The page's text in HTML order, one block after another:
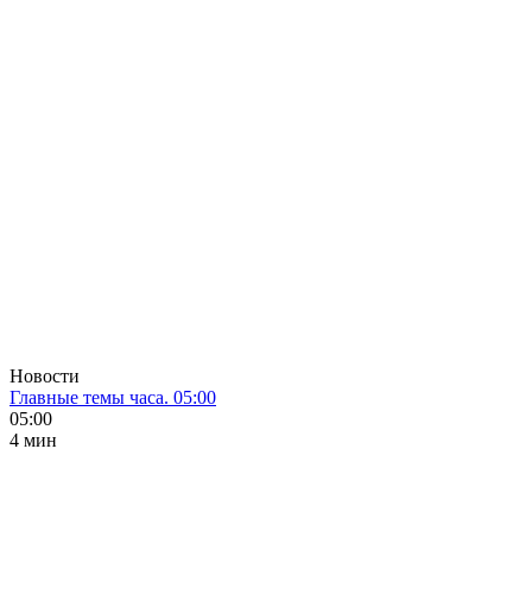
Новости
Главные темы часа. 05:00
05:00
4 мин